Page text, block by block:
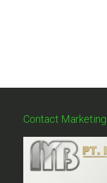
Contact Marketing